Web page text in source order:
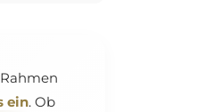
ein. Ob